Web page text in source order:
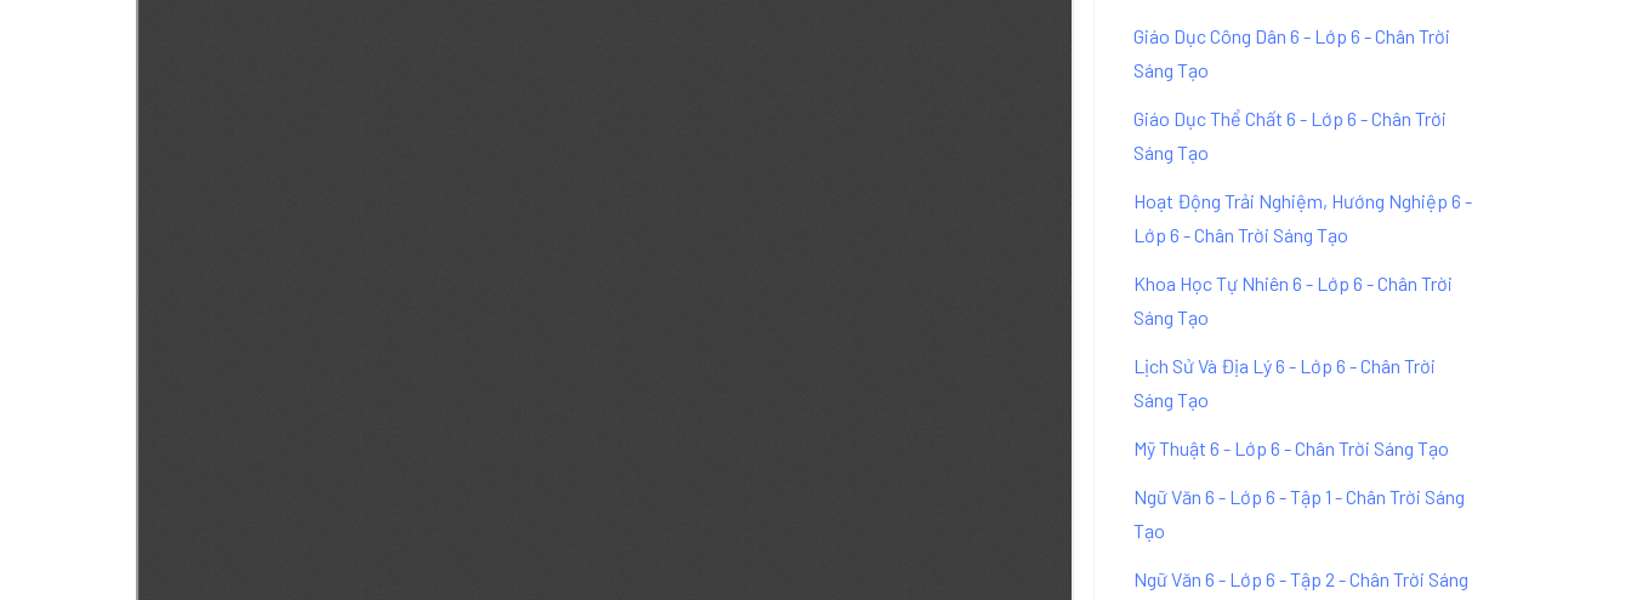
Giáo Dục Công Dân 6 - Lớp 6 - Chân Trời
Sáng Tạo
Giáo Dục Thể Chất 6 - Lớp 6 - Chân Trời
Sáng Tạo
Hoạt Động Trải Nghiệm, Hướng Nghiệp 6 -
Lớp 6 - Chân Trời Sáng Tạo
Khoa Học Tự Nhiên 6 - Lớp 6 - Chân Trời
Sáng Tạo
Lịch Sử Và Địa Lý 6 - Lớp 6 - Chân Trời
Sáng Tạo
Mỹ Thuật 6 - Lớp 6 - Chân Trời Sáng Tạo
Ngữ Văn 6 - Lớp 6 - Tập 1 - Chân Trời Sáng
Tạo
Ngữ Văn 6 - Lớp 6 - Tập 2 - Chân Trời Sáng